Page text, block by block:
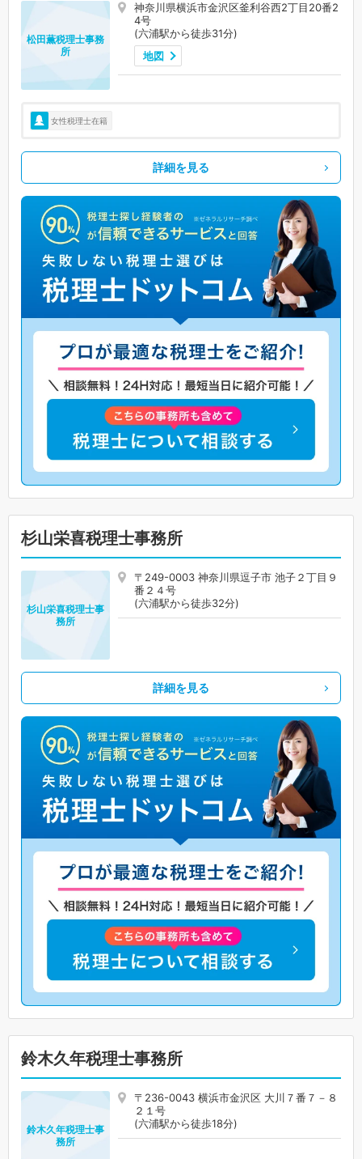
神奈川県横浜市金沢区釜利谷西2丁目20番2
4号
(六浦駅から徒歩31分)
地図
松田薫税理士事務
所
女性税理士在籍
詳細を見る
杉山栄喜税理士事務所
〒249-0003 神奈川県逗子市 池子２丁目９
番２４号
(六浦駅から徒歩32分)
杉山栄喜税理士事
務所
詳細を見る
鈴木久年税理士事務所
〒236-0043 横浜市金沢区 大川７番７－８
２１号
(六浦駅から徒歩18分)
鈴木久年税理士事
務所